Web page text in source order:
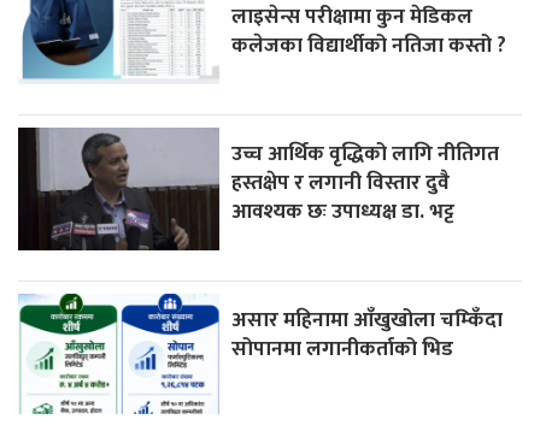
लाइसेन्स परीक्षामा कुन मेडिकल
कलेजका विद्यार्थीको नतिजा कस्तो ?
उच्च आर्थिक वृद्धिको लागि नीतिगत
हस्तक्षेप र लगानी विस्तार दुवै
आवश्यक छः उपाध्यक्ष डा. भट्ट
असार महिनामा आँखुखोला चम्किँदा
सोपानमा लगानीकर्ताको भिड